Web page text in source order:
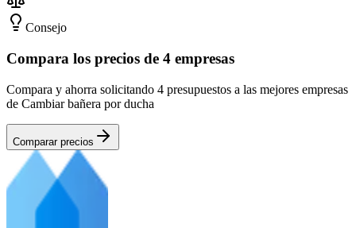
Consejo
Compara los precios de 4 empresas
Compara y ahorra solicitando 4 presupuestos a las mejores empresas
de Cambiar bañera por ducha
Comparar precios